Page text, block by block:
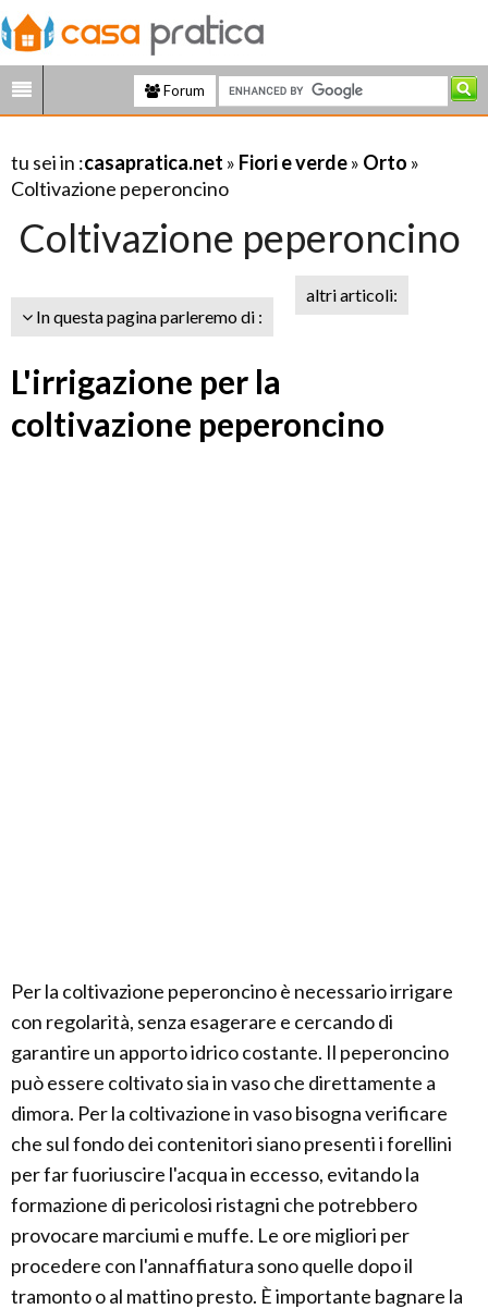
Forum
tu sei in :casapratica.net » Fiori e verde» Orto »
Coltivazione peperoncino
Coltivazione peperoncino
In questa pagina parleremo di :
altri articoli:
L'irrigazione per la
coltivazione peperoncino
Per la coltivazione peperoncino è necessario irrigare
con regolarità, senza esagerare e cercando di
garantire un apporto idrico costante. Il peperoncino
può essere coltivato sia in vaso che direttamente a
dimora. Per la coltivazione in vaso bisogna verificare
che sul fondo dei contenitori siano presenti i forellini
per far fuoriuscire l'acqua in eccesso, evitando la
formazione di pericolosi ristagni che potrebbero
provocare marciumi e muffe. Le ore migliori per
procedere con l'annaffiatura sono quelle dopo il
tramonto o al mattino presto. È importante bagnare la